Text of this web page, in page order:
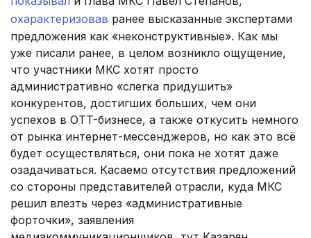
охарактеризовав ранее высказанные экспертами
предложения как «неконструктивные». Как мы
уже писали ранее, в целом возникло ощущение,
что участники МКС хотят просто
административно «слегка придушить»
конкурентов, достигших больших, чем они
успехов в OTT-бизнесе, а также откусить немного
от рынка интернет-мессенджеров, но как это всё
будет осуществляться, они пока не хотят даже
озадачиваться. Касаемо отсутствия предложений
со стороны представителей отрасли, куда МКС
решил влезть через «административные
форточки», заявления